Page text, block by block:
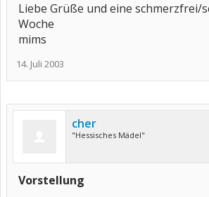
Liebe Grüße und eine schmerzfrei/
Woche
mims
14. Juli 2003
cher
"Hessisches Mädel"
Vorstellung